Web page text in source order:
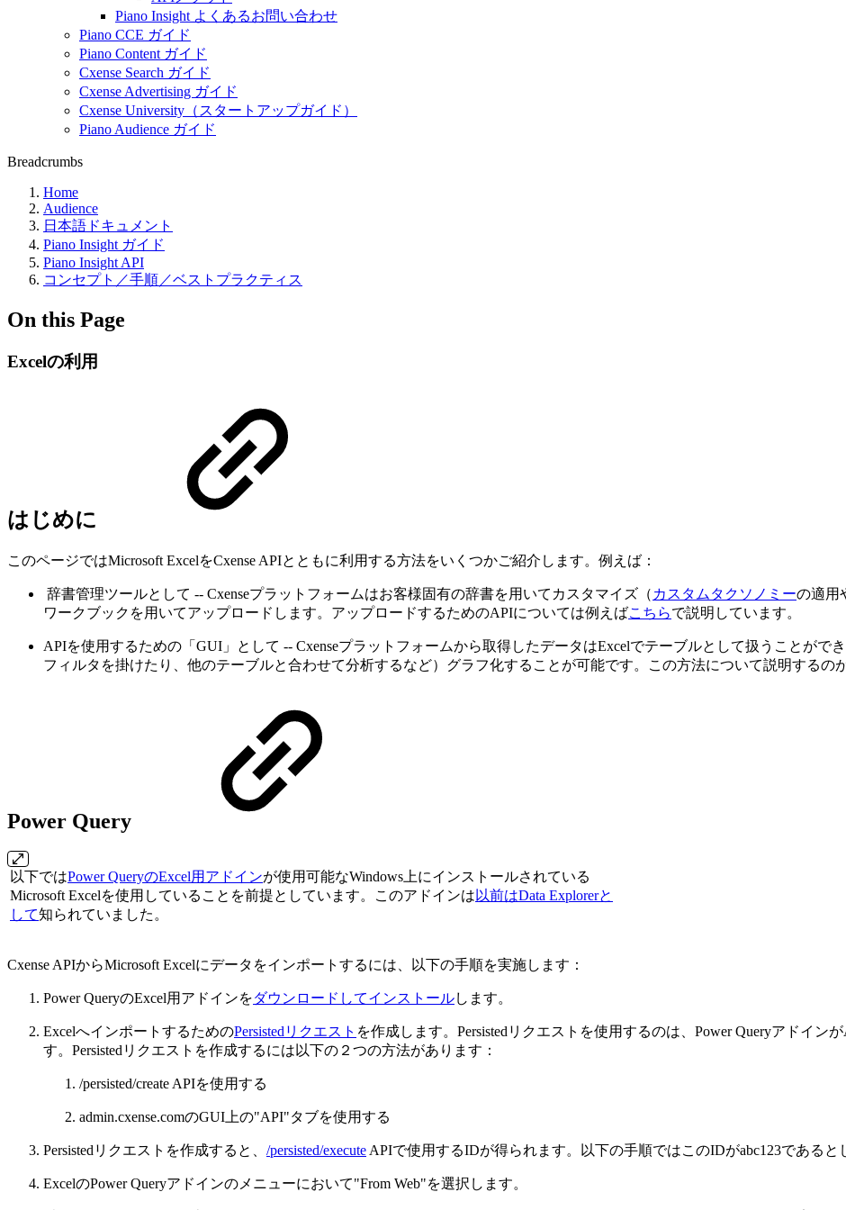
Piano Insight よくあるお問い合わせ
Piano CCE ガイド
Piano Content ガイド
Cxense Search ガイド
Cxense Advertising ガイド
Cxense University（スタートアップガイド）
Piano Audience ガイド
Breadcrumbs
Home
Audience
日本語ドキュメント
Piano Insight ガイド
Piano Insight API
コンセプト／手順／ベストプラクティス
On this Page
Excelの利用
はじめに
このページではMicrosoft ExcelをCxense APIとともに利用する方法をいくつかご紹介します。例えば：
辞書管理ツールとして -- Cxenseプラットフォームはお客様固有の辞書を用いてカスタマイズ（ カスタムタクソノミーの適用
ワークブックを用いてアップロードします。アップロードするためのAPIについては例えばこちらで説明しています。
APIを使用するための「GUI」として -- Cxenseプラットフォームから取得したデータはExcelでテーブルとして扱うことが
フィルタを掛けたり、他のテーブルと合わせて分析するなど）グラフ化することが可能です。この方法について説明するの
Power Query
以下ではPower QueryのExcel用アドインが使用可能なWindows上にインストールされている
Microsoft Excelを使用していることを前提としています。このアドインは以前はData Explorerと
して知られていました。
Cxense APIからMicrosoft Excelにデータをインポートするには、以下の手順を実施します：
Power QueryのExcel用アドインをダウンロードしてインストールします。
ExcelへインポートするためのPersistedリクエスト を作成します。Persistedリクエストを使用するのは、Power Queryアドイ
す。Persistedリクエストを作成するには以下の２つの方法があります：
/persisted/create APIを使用する
admin.cxense.comのGUI上の"API"タブを使用する
Persistedリクエストを作成すると、 /persisted/executeAPIで使用するIDが得られます。以下の手順ではこのIDがabc123であると
ExcelのPower Queryアドインのメニューにおいて"From Web"を選択します。